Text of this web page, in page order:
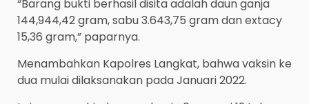
“Barang bukti berhasil disita adalah daun ganja
144,944,42 gram, sabu 3.643,75 gram dan extacy
15,36 gram,” paparnya.
Menambahkan Kapolres Langkat, bahwa vaksin ke
dua mulai dilaksanakan pada Januari 2022.